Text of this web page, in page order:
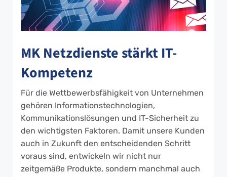
MK Netzdienste stärkt IT-
Kompetenz
Für die Wettbewerbsfähigkeit von Unternehmen
gehören Informationstechnologien,
Kommunikationslösungen und IT-Sicherheit zu
den wichtigsten Faktoren. Damit unsere Kunden
auch in Zukunft den entscheidenden Schritt
voraus sind, entwickeln wir nicht nur
zeitgemäße Produkte, sondern manchmal auch